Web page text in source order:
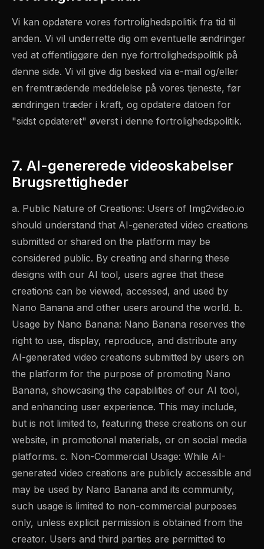
Vi kan opdatere vores fortrolighedspolitik fra tid til
anden. Vi vil underrette dig om eventuelle ændringer
ved at offentliggøre den nye fortrolighedspolitik på
denne side. Vi vil give dig besked via e-mail og/eller
en fremtrædende meddelelse på vores tjeneste, før
ændringen træder i kraft, og opdatere datoen for
"sidst opdateret" øverst i denne fortrolighedspolitik.
7. AI-genererede videoskabelser
Brugsrettigheder
a. Public Nature of Creations: Users of Img2video.io
should understand that AI-generated video creations
submitted or shared on the platform may be
considered public. By creating and sharing these
designs with our AI tool, users agree that these
creations can be viewed, accessed, and used by
Nano Banana and other users around the world. b.
Usage by Nano Banana: Nano Banana reserves the
right to use, display, reproduce, and distribute any
AI-generated video creations submitted by users on
the platform for the purpose of promoting Nano
Banana, showcasing the capabilities of our AI tool,
and enhancing user experience. This may include,
but is not limited to, featuring these creations on our
website, in promotional materials, or on social media
platforms. c. Non-Commercial Usage: While AI-
generated video creations are publicly accessible and
may be used by Nano Banana and its community,
such usage is limited to non-commercial purposes
only, unless explicit permission is obtained from the
creator. Users and third parties are permitted to